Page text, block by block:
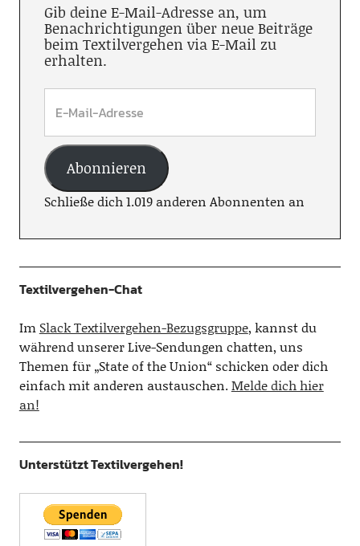
Gib deine E-Mail-Adresse an, um
Benachrichtigungen über neue Beiträge
beim Textilvergehen via E-Mail zu
erhalten.
Abonnieren
Schließe dich 1.019 anderen Abonnenten an
Textilvergehen-Chat
Im Slack Textilvergehen-Bezugsgruppe, kannst du
während unserer Live-Sendungen chatten, uns
Themen für „State of the Union“ schicken oder dich
einfach mit anderen austauschen.Melde dich hier
an!
Unterstützt Textilvergehen!